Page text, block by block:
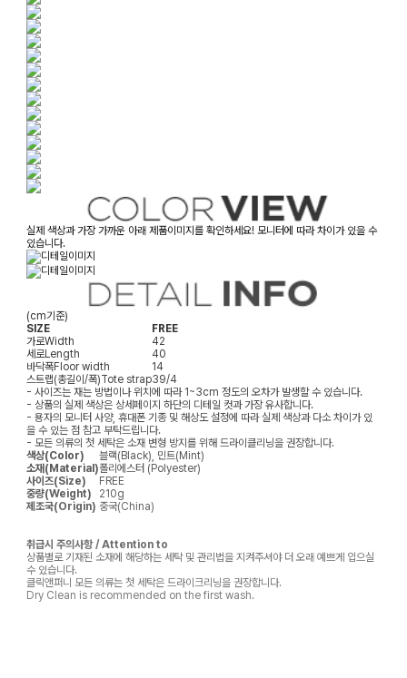
실제 색상과 가장 가까운 아래 제품이미지를 확인하세요! 모니터에 따라 차이가 있을 수
있습니다.
(cm기준)
SIZE
FREE
가로Width
42
세로Length
40
바닥폭Floor width
14
스트랩(총길이/폭)Tote strap39/4
- 사이즈는 재는 방법이나 위치에 따라 1~3cm 정도의 오차가 발생할 수 있습니다.
- 상품의 실제 색상은 상세페이지 하단의 디테일 컷과 가장 유사합니다.
- 용자의 모니터 사양, 휴대폰 기종 및 해상도 설정에 따라 실제 색상과 다소 차이가 있
을 수 있는 점 참고 부탁드립니다.
- 모든 의류의 첫 세탁은 소재 변형 방지를 위해 드라이클리닝을 권장합니다.
색상(Color)
블랙(Black), 민트(Mint)
소재(Material)폴리에스터 (Polyester)
사이즈(Size)
FREE
중량(Weight)
210g
제조국(Origin) 중국(China)
취급시 주의사항 / Attention to
상품별로 기재된 소재에 해당하는 세탁 및 관리법을 지켜주셔야 더 오래 예쁘게 입으실
수 있습니다.
클릭앤퍼니 모든 의류는 첫 세탁은 드라이크리닝을 권장합니다.
Dry Clean is recommended on the first wash.